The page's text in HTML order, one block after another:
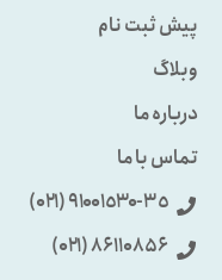
پیش ثبت نام
وبلاگ
درباره ما
تماس با ما
٩۱۰۰۱٥۳۰-۳٥ (۰۲۱)
86110856 (۰۲۱)